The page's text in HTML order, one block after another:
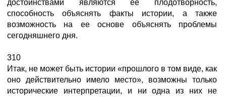
достоинствами являются ее плодотворность,
способность объяснять факты истории, а также
возможность на ее основе объяснять проблемы
сегодняшнего дня.
310
Итак, не может быть истории «прошлого в том виде, как
оно действительно имело место», возможны только
исторические интерпретации, и ни одна из них не